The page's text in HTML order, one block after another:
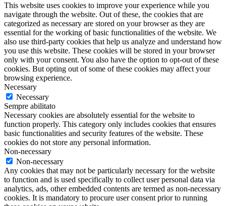
This website uses cookies to improve your experience while you
navigate through the website. Out of these, the cookies that are
categorized as necessary are stored on your browser as they are
essential for the working of basic functionalities of the website. We
also use third-party cookies that help us analyze and understand how
you use this website. These cookies will be stored in your browser
only with your consent. You also have the option to opt-out of these
cookies. But opting out of some of these cookies may affect your
browsing experience.
Necessary
Necessary
Sempre abilitato
Necessary cookies are absolutely essential for the website to
function properly. This category only includes cookies that ensures
basic functionalities and security features of the website. These
cookies do not store any personal information.
Non-necessary
Non-necessary
Any cookies that may not be particularly necessary for the website
to function and is used specifically to collect user personal data via
analytics, ads, other embedded contents are termed as non-necessary
cookies. It is mandatory to procure user consent prior to running